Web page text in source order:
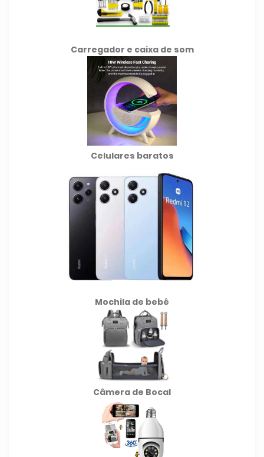
Carregador e caixa de som
Celulares baratos
Mochila de bebê
Câmera de Bocal